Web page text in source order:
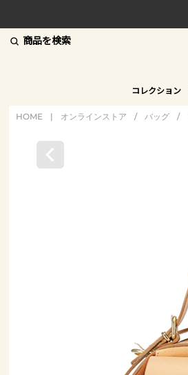
商品を検索
コレクション
HOME | オンラインストア / バッグ /